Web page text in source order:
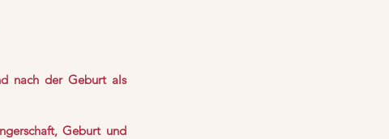
nach der Geburt als
Geburt und